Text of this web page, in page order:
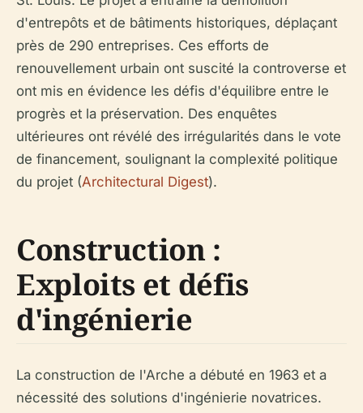
d'entrepôts et de bâtiments historiques, déplaçant
près de 290 entreprises. Ces efforts de
renouvellement urbain ont suscité la controverse et
ont mis en évidence les défis d'équilibre entre le
progrès et la préservation. Des enquêtes
ultérieures ont révélé des irrégularités dans le vote
de financement, soulignant la complexité politique
du projet (Architectural Digest).
Construction :
Exploits et défis
d'ingénierie
La construction de l'Arche a débuté en 1963 et a
nécessité des solutions d'ingénierie novatrices.